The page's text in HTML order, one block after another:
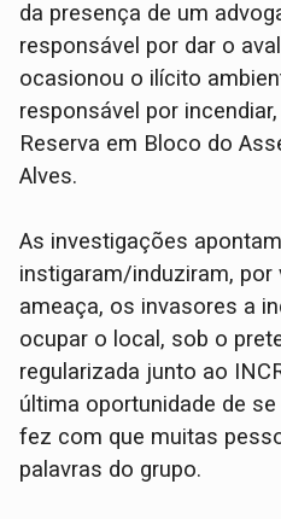
da presença de um
responsável por dar o
ocasionou o ilícito
responsável por
Reserva em Bloco do
Alves.
As investigações
instigaram/induziram,
ameaça, os invasores a
ocupar o local, sob o
regularizada junto ao
última oportunidade de
fez com que muitas
palavras do grupo.